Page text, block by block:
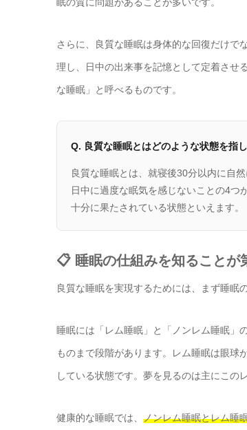
さらに、良質な睡眠は身体的な回復だけでな
理し、日中の出来事を記憶として定着させ
な睡眠」と呼べるものです。
Q. 良質な睡眠とはどのような状態を指
良質な睡眠とは、就寝後30分以内に自
日中に過度な眠気を感じないことの4つ
十分に果たされている状態といえます。
📋 睡眠の仕組みを知ることが
良質な睡眠を実現するためには、まず睡眠
睡眠には「レム睡眠」と「ノンレム睡眠」
ものまで段階があります。レム睡眠は眼球
している状態です。夢を見るのは主にこの
健康的な睡眠では、 ノンレム睡眠とレム睡